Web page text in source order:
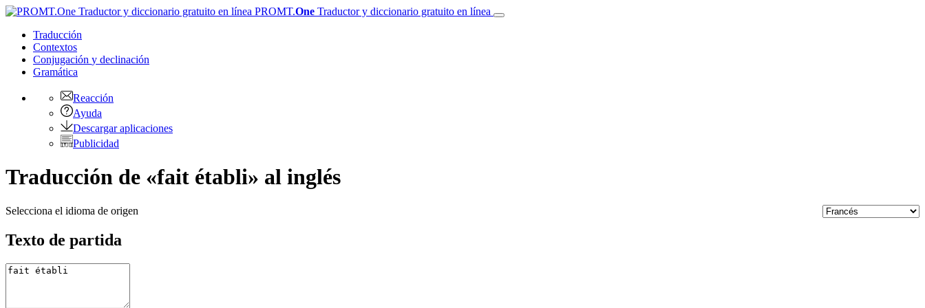
PROMT.One Traductor y diccionario gratuito en línea
Traducción
Contextos
Conjugación y declinación
Gramática
Reacción
Ayuda
Descargar aplicaciones
Publicidad
Traducción de «fait établi» al inglés
Selecciona el idioma de origen
Texto de partida